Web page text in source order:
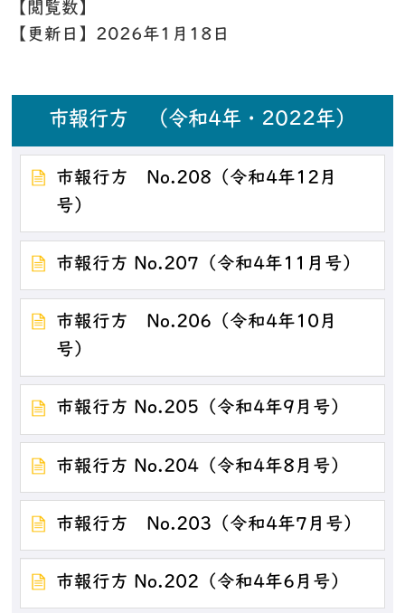
【閲覧数】
【更新日】 2026年1月18日
市報行方 （令和4年・2022年）
市報行方 No.208（令和4年12月
号）
市報行方 No.207（令和4年11月号）
市報行方 No.206（令和4年10月
号）
市報行方 No.205（令和4年9月号）
市報行方 No.204（令和4年8月号）
市報行方 No.203（令和4年7月号）
市報行方 No.202（令和4年6月号）